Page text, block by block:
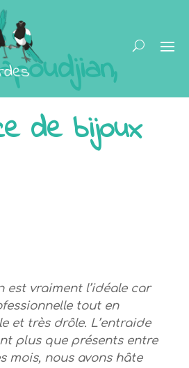
de bijoux
est vraiment l’idéale car
tout en
et très drôle. L’entraide
plus que présents entre
mois, nous avons hâte